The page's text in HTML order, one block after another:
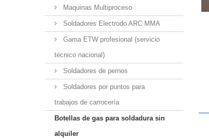
Maquinas Multiproceso
Soldadores Electrodo ARC MMA
Gama ETW profesional (servicio
técnico nacional)
Soldadores de pernos
Soldadores por puntos para
trabajos de carrocería
Botellas de gas para soldadura sin
alquiler